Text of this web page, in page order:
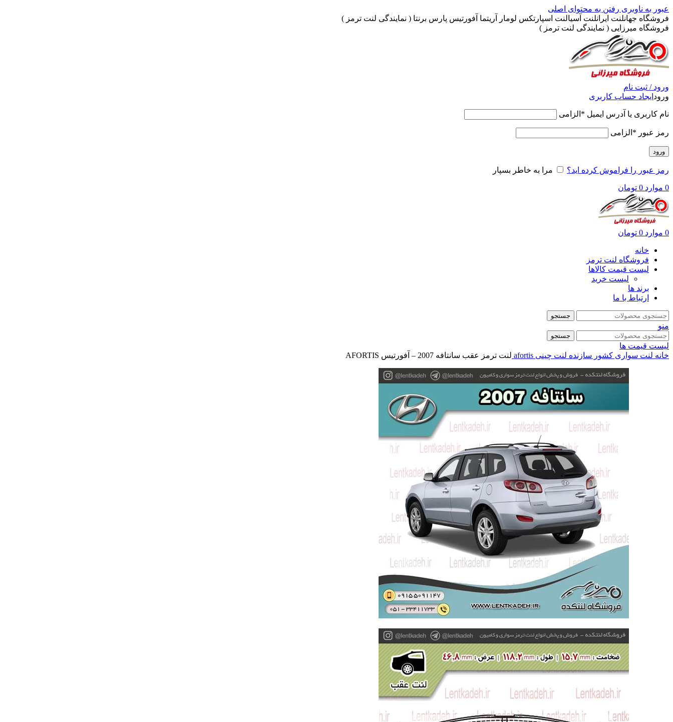
عبور به ناوبری رفتن به محتوای اصلی
فروشگاه جهانلنت ایرانلنت آسیالنت اسپارتکس لومار آریتما آفورتیس پارس برنتا ( نمایندگی لنت ترمز )
فروشگاه میرزایی ( نمایندگی لنت ترمز )
ورود / ثبت نام
ورود ایجاد حساب کاربری
نام کاربری یا آدرس ایمیل * الزامی
رمز عبور * الزامی
ورود
رمز عبور را فراموش کرده اید؟ مرا به خاطر بسپار
0 موارد 0 تومان
0 موارد 0 تومان
خانه
فروشگاه لنت ترمز
لیست قیمت کالاها
لیست خرید
برند ها
ارتباط با ما
جستجو
منو
جستجو
لیست قیمت ها
خانه لنت سواری کشور سازنده لنت چینی afortis لنت ترمز عقب سانتافه 2007 – آفورتیس AFORTIS